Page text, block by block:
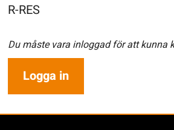
R-RES
Du måste vara inloggad för att kunna
Logga in